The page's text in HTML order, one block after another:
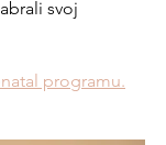
svoj
programu.